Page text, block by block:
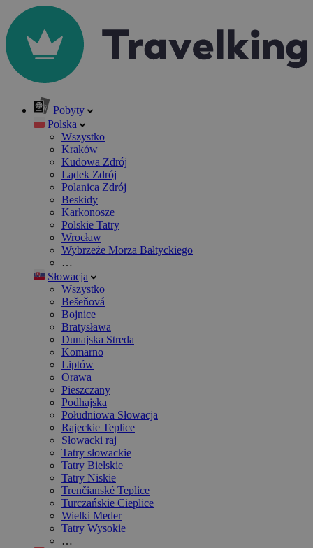
Pobyty
Polska
Wszystko
Kraków
Kudowa Zdrój
Lądek Zdrój
Polanica Zdrój
Beskidy
Karkonosze
Polskie Tatry
Wrocław
Wybrzeże Morza Bałtyckiego
…
Słowacja
Wszystko
Bešeňová
Bojnice
Bratysława
Dunajska Streda
Komarno
Liptów
Orawa
Pieszczany
Podhajska
Południowa Słowacja
Rajeckie Teplice
Słowacki raj
Tatry słowackie
Tatry Bielskie
Tatry Niskie
Trenčianské Teplice
Turczańskie Cieplice
Wielki Meder
Tatry Wysokie
…